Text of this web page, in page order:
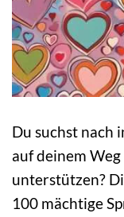
Du suchst nach
auf deinem
unterstützen?
100 mächtige